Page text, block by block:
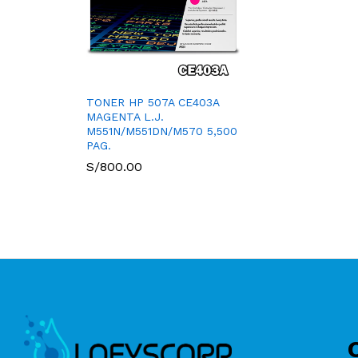
TONER HP 507A CE403A
MAGENTA L.J.
M551N/M551DN/M570 5,500
PAG.
S/800.00